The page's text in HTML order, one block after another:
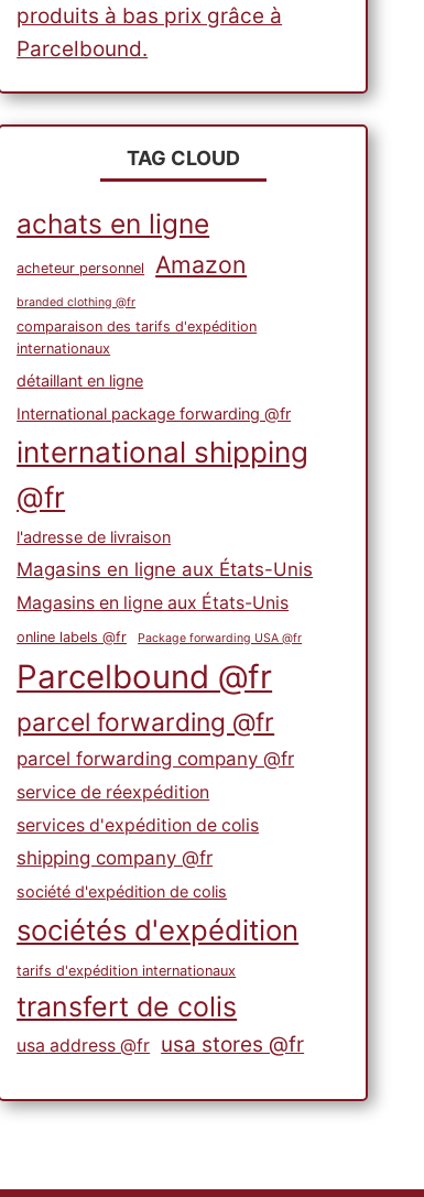
produits à bas prix grâce à
Parcelbound.
TAG CLOUD
achats en ligne
acheteur personnel Amazon
branded clothing @fr
comparaison des tarifs d'expédition
internationaux
détaillant en ligne
International package forwarding @fr
international shipping
@fr
l'adresse de livraison
Magasins en ligne aux États-Unis
Magasins en ligne aux États-Unis
online labels @fr Package forwarding USA @fr
Parcelbound @fr
parcel forwarding @fr
parcel forwarding company @fr
service de réexpédition
services d'expédition de colis
shipping company @fr
société d'expédition de colis
sociétés d'expédition
tarifs d'expédition internationaux
transfert de colis
usa address @fr usa stores @fr